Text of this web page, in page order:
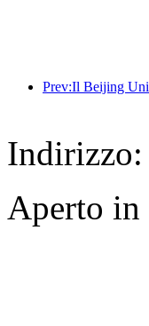
Indirizzo:
Aperto